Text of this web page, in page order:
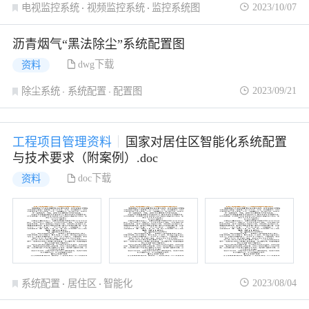
电视监控系统 视频监控系统 监控系统图 2023/10/07
沥青烟气“黑法除尘”系统配置图
资料 dwg下载
除尘系统 系统配置 配置图 2023/09/21
工程项目管理资料
国家对居住区智能化系统配置
与技术要求（附案例）.doc
资料 doc下载
系统配置 居住区 智能化 2023/08/04